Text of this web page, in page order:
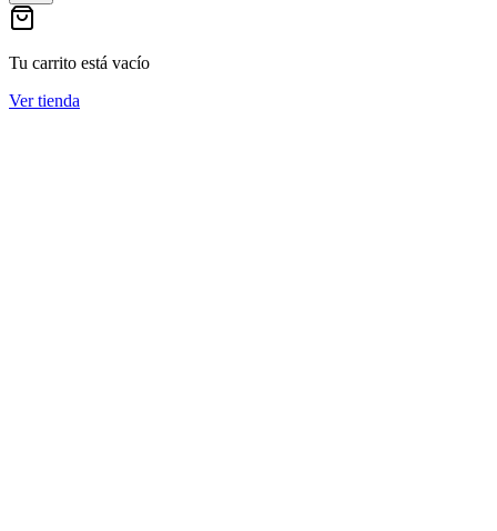
Tu carrito está vacío
Ver tienda